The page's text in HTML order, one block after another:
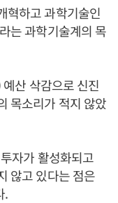
혁하고 과학기술인
는 과학기술계의 목
산 삭감으로 신진
목소리가 적지 않았
자가 활성화되고
않고 있다는 점은
.